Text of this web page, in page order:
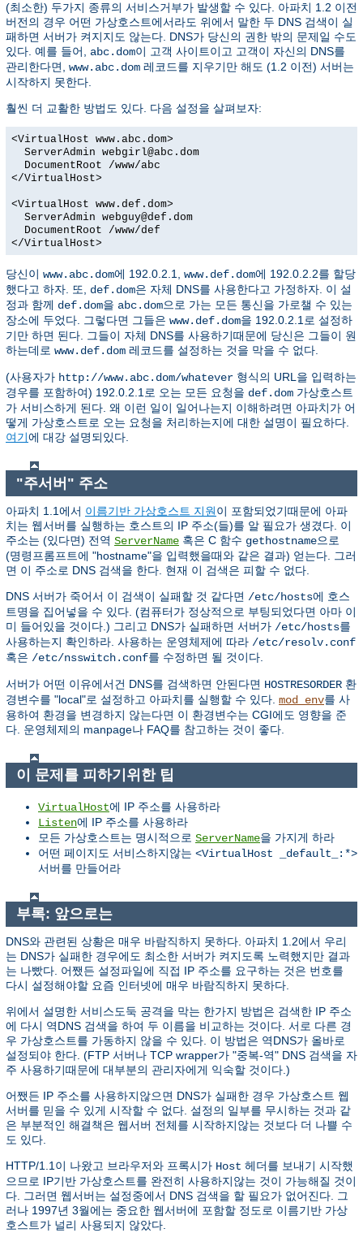
(최소한) 두가지 종류의 서비스거부가 발생할 수 있다. 아파치 1.2 이전
버전의 경우 어떤 가상호스트에서라도 위에서 말한 두 DNS 검색이 실
패하면 서버가 켜지지도 않는다. DNS가 당신의 권한 밖의 문제일 수도
있다. 예를 들어, abc.dom이 고객 사이트이고 고객이 자신의 DNS를
관리한다면, www.abc.dom 레코드를 지우기만 해도 (1.2 이전) 서버는
시작하지 못한다.
훨씬 더 교활한 방법도 있다. 다음 설정을 살펴보자:
<VirtualHost www.abc.dom>
ServerAdmin webgirl@abc.dom
DocumentRoot /www/abc
</VirtualHost>
<VirtualHost www.def.dom>
ServerAdmin webguy@def.dom
DocumentRoot /www/def
</VirtualHost>
당신이 www.abc.dom에 192.0.2.1, www.def.dom에 192.0.2.2를 할당
했다고 하자. 또, def.dom은 자체 DNS를 사용한다고 가정하자. 이 설
정과 함께 def.dom을 abc.dom으로 가는 모든 통신을 가로챌 수 있는
장소에 두었다. 그렇다면 그들은 www.def.dom을 192.0.2.1로 설정하
기만 하면 된다. 그들이 자체 DNS를 사용하기때문에 당신은 그들이 원
하는데로 www.def.dom 레코드를 설정하는 것을 막을 수 없다.
(사용자가 http://www.abc.dom/whatever 형식의 URL을 입력하는
경우를 포함하여) 192.0.2.1로 오는 모든 요청을 def.dom 가상호스트
가 서비스하게 된다. 왜 이런 일이 일어나는지 이해하려면 아파치가 어
떻게 가상호스트로 오는 요청을 처리하는지에 대한 설명이 필요하다.
여기에 대강 설명되있다.
"주서버" 주소
아파치 1.1에서 이름기반 가상호스트 지원이 포함되었기때문에 아파
치는 웹서버를 실행하는 호스트의 IP 주소(들)를 알 필요가 생겼다. 이
주소는 (있다면) 전역 ServerName 혹은 C 함수 gethostname으로
(명령프롬프트에 "hostname"을 입력했을때와 같은 결과) 얻는다. 그러
면 이 주소로 DNS 검색을 한다. 현재 이 검색은 피할 수 없다.
DNS 서버가 죽어서 이 검색이 실패할 것 같다면 /etc/hosts에 호스
트명을 집어넣을 수 있다. (컴퓨터가 정상적으로 부팅되었다면 아마 이
미 들어있을 것이다.) 그리고 DNS가 실패하면 서버가 /etc/hosts를
사용하는지 확인하라. 사용하는 운영체제에 따라 /etc/resolv.conf
혹은 /etc/nsswitch.conf를 수정하면 될 것이다.
서버가 어떤 이유에서건 DNS를 검색하면 안된다면 HOSTRESORDER 환
경변수를 "local"로 설정하고 아파치를 실행할 수 있다. mod_env를 사
용하여 환경을 변경하지 않는다면 이 환경변수는 CGI에도 영향을 준
다. 운영체제의 manpage나 FAQ를 참고하는 것이 좋다.
이 문제를 피하기위한 팁
VirtualHost에 IP 주소를 사용하라
Listen에 IP 주소를 사용하라
모든 가상호스트는 명시적으로 ServerName을 가지게 하라
어떤 페이지도 서비스하지않는 <VirtualHost _default_:*>
서버를 만들어라
부록: 앞으로는
DNS와 관련된 상황은 매우 바람직하지 못하다. 아파치 1.2에서 우리
는 DNS가 실패한 경우에도 최소한 서버가 켜지도록 노력했지만 결과
는 나빴다. 어쨌든 설정파일에 직접 IP 주소를 요구하는 것은 번호를
다시 설정해야할 요즘 인터넷에 매우 바람직하지 못하다.
위에서 설명한 서비스도둑 공격을 막는 한가지 방법은 검색한 IP 주소
에 다시 역DNS 검색을 하여 두 이름을 비교하는 것이다. 서로 다른 경
우 가상호스트를 가동하지 않을 수 있다. 이 방법은 역DNS가 올바로
설정되야 한다. (FTP 서버나 TCP wrapper가 "중복-역" DNS 검색을 자
주 사용하기때문에 대부분의 관리자에게 익숙할 것이다.)
어쨌든 IP 주소를 사용하지않으면 DNS가 실패한 경우 가상호스트 웹
서버를 믿을 수 있게 시작할 수 없다. 설정의 일부를 무시하는 것과 같
은 부분적인 해결책은 웹서버 전체를 시작하지않는 것보다 더 나쁠 수
도 있다.
HTTP/1.1이 나왔고 브라우저와 프록시가 Host 헤더를 보내기 시작했
으므로 IP기반 가상호스트를 완전히 사용하지않는 것이 가능해질 것이
다. 그러면 웹서버는 설정중에서 DNS 검색을 할 필요가 없어진다. 그
러나 1997년 3월에는 중요한 웹서버에 포함할 정도로 이름기반 가상
호스트가 널리 사용되지 않았다.